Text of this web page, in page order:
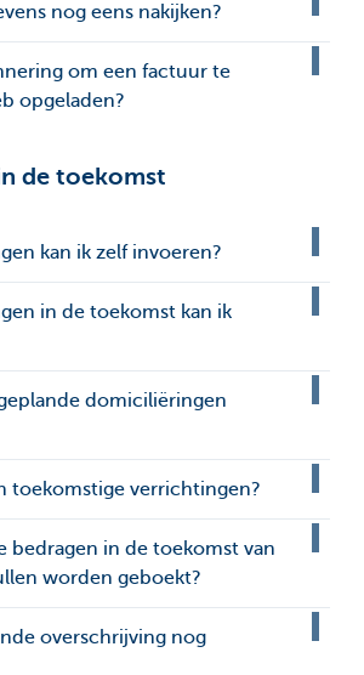
nog eens nakijken?
om een factuur te
opgeladen?
de toekomst
kan ik zelf invoeren?
in de toekomst kan ik
domiciliëringen
toekomstige verrichtingen?
bedragen in de toekomst van
worden geboekt?
overschrijving nog